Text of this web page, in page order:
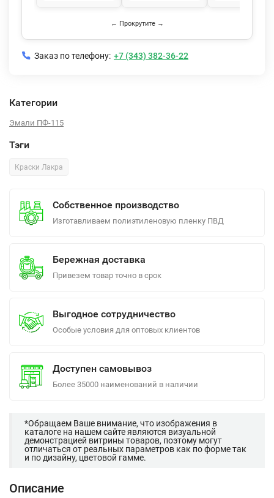
← Прокрутите →
Заказ по телефону: +7 (343) 382-36-22
Категории
Эмали ПФ-115
Тэги
Краски Лакра
Собственное производство
Изготавливаем полиэтиленовую пленку ПВД
Бережная доставка
Привезем товар точно в срок
Выгодное сотрудничество
Особые условия для оптовых клиентов
Доступен самовывоз
Более 35000 наименований в наличии
*Обращаем Ваше внимание, что изображения в
каталоге на нашем сайте являются визуальной
демонстрацией витрины товаров, поэтому могут
отличаться от реальных параметров как по форме так
и по дизайну, цветовой гамме.
Описание